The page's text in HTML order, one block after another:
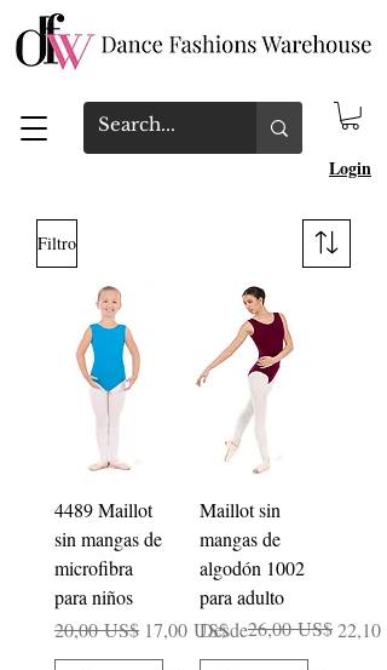
Login
Filtro
4489 Maillot
sin mangas de
microfibra
para niños
Precio
20,00 US$ Precio de oferta
17,00 US$
Maillot sin
mangas de
algodón 1002
para adulto
Desde
Precio26,00 US$22,10
Precio de oferta